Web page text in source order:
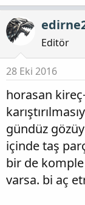
Editör
28 Eki 2016
horasan
gündüz
içinde taş
bir de
varsa. bi aç